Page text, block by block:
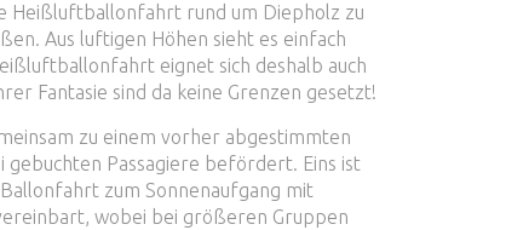
Heißluftballonfahrt rund um Diepholz zu
Aus luftigen Höhen sieht es einfach
eignet sich deshalb auch
Fantasie sind da keine Grenzen gesetzt!
zu einem vorher abgestimmten
Passagiere befördert. Eins ist
zum Sonnenaufgang mit
wobei bei größeren Gruppen